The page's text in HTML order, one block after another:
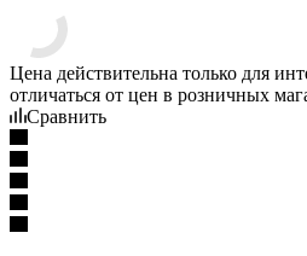
Цена действительна только для
отличаться от цен в розничных
Сравнить